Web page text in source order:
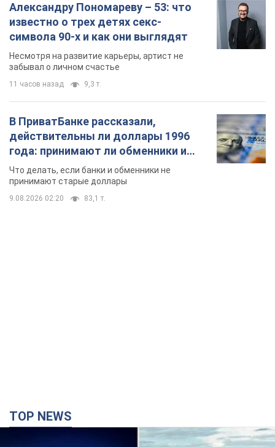
Александру Пономареву – 53: что
известно о трех детях секс-
символа 90-х и как они выглядят
Несмотря на развитие карьеры, артист не
забывал о личном счастье
11 часов назад 9,3 т.
В ПриватБанке рассказали,
действительны ли доллары 1996
года: принимают ли обменники и
банки такие купюры
Что делать, если банки и обменники не
принимают старые доллары
9.08.2026 02:20 83,1 т.
TOP NEWS